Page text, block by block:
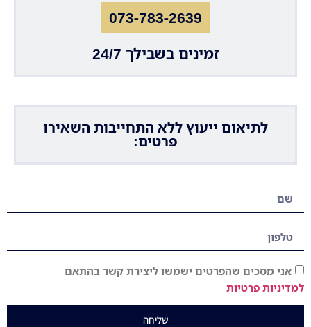
073-783-2639
זמינים בשבילך 24/7
לתיאום ייעוץ ללא התחייבות השאירו
פרטים:
אני מסכים שהפרטים ישמשו ליצירת קשר בהתאם
למדיניות פרטיות
שליחה